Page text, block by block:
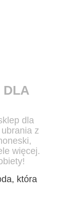
DLA
dla
z
więcej.
która